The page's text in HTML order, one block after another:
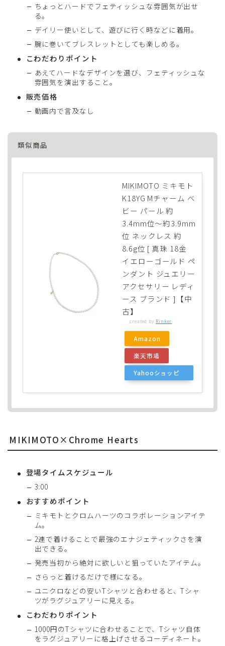
ちょっとハードでフェティッシュな雰囲気が出せ
る。
デイリー使いとして、遊びに行く時などに着用。
腕に巻いてブレスレットとしても楽しめる。
こわだわりポイント
あえてハードなデザインを選び、フェティッシュな
雰囲気を演出すること。
販売価格
動画内で言及なし
類似商品
MIKIMOTO ミキモト
K18YG Mチャーム ベ
ビー パール 約
3.4mm位～約3.9mm
位 ネックレス 約
8.6g位 [ 真珠 18金
イエローゴールド ペ
ンダント ジュエリー
アクセサリー レディ
ース ブランド ]【中
古】
created by Rinker
Amazon
楽天市場
Yahooショッピ
MIKIMOTO×Chrome Hearts
登場タイムスケジュール
3:00
おすすめポイント
ミキモトとクロムハーツのコラボレーションアイテ
ム。
2連で着けることで最強のエナジェティックさを演
出できる。
発売当初から絶対に欲しいと狙っていたアイテム。
さらっと着けるだけで様になる。
ユニクロなどの安いTシャツと合わせると、Tシャ
ツがラグジュアリーに見える。
こわだわりポイント
1000円のTシャツに合わせることで、Tシャツ自体
をラグジュアリーに格上げさせるコーディネート。